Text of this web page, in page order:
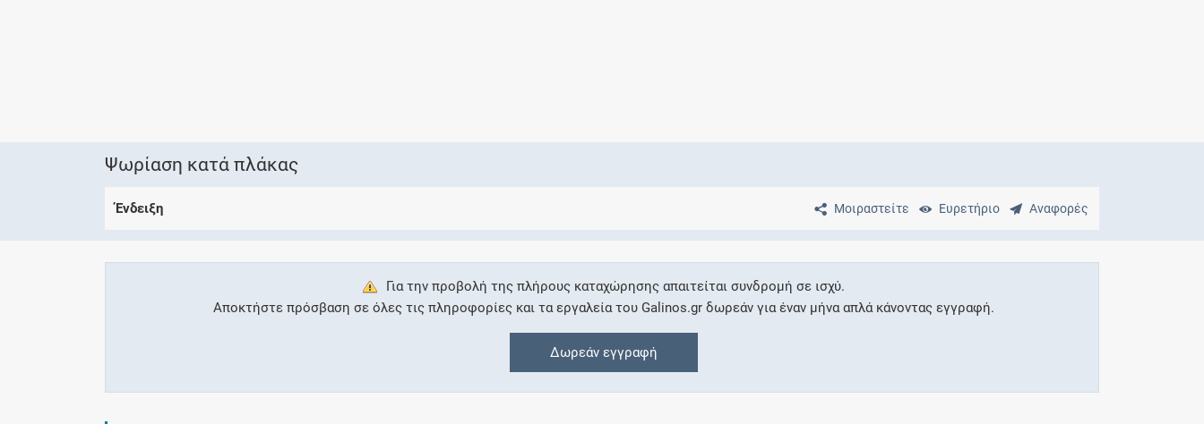
ενός φαρμάκου κατά τη διάρκεια της
εγκυμοσύνης ή του θηλασμού
Συνδρομές
Ψωρίαση κατά πλάκας
Μοιραστείτε Ευρετήριο Αναφορές
Ένδειξη
Για την προβολή της πλήρους καταχώρησης απαιτείται συνδρομή σε ισχύ.
Αποκτήστε πρόσβαση σε όλες τις πληροφορίες και τα εργαλεία του Galinos.gr δωρεάν για έναν μήνα απλά κάνοντας εγγραφή.
Δωρεάν εγγραφή